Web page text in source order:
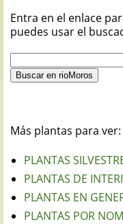
Entra en el enlace
puedes usar el
Más plantas para ver:
PLANTAS
PLANTAS DE
PLANTAS EN
PLANTAS POR